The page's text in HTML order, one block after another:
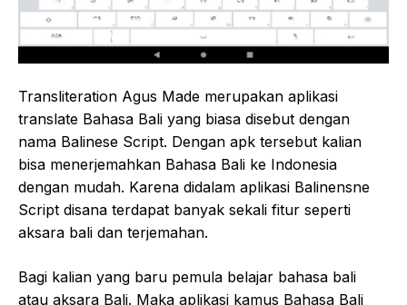
Transliteration Agus Made merupakan aplikasi
translate Bahasa Bali yang biasa disebut dengan
nama Balinese Script. Dengan apk tersebut kalian
bisa menerjemahkan Bahasa Bali ke Indonesia
dengan mudah. Karena didalam aplikasi Balinensne
Script disana terdapat banyak sekali fitur seperti
aksara bali dan terjemahan.
Bagi kalian yang baru pemula belajar bahasa bali
atau aksara Bali. Maka aplikasi kamus Bahasa Bali